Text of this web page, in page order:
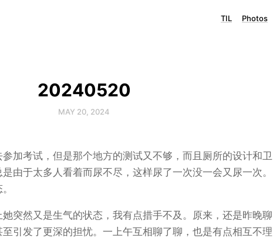
TIL Photos
20240520
MAY 20, 2024
加考试，但是那个地方的测试又不够，而且厕所的设计和卫
由于太多人看着而尿不尽，这样尿了一次没一会又尿一次。
突然又是生气的状态，我有点措手不及。原来，还是昨晚聊
引发了更深的担忧。一上午互相聊了聊，也是有点相互不理